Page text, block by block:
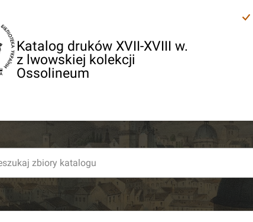
Katalog druków XVII-XVIII w.
z lwowskiej kolekcji
Ossolineum